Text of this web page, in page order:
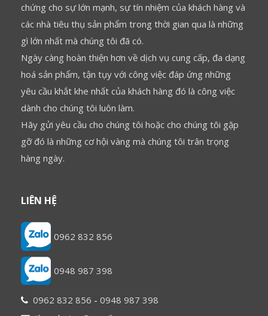
chứng cho sự lớn mạnh, sự tín nhiệm của khách hàng và
các nhà tiêu thụ sản phẩm trong thời gian qua là những
gì lớn nhất mà chúng tôi đã có.
Ngày càng hoàn thiện hơn về dịch vụ cung cấp, đa dạng
hoá sản phẩm, tận tụy với công việc đáp ứng những
yêu cầu khắt khe nhất của khách hàng đó là công việc
dành cho chúng tôi luôn làm.
Hãy gửi yêu cầu cho chúng tôi hoặc cho chúng tôi gặp
gỡ đó là những cơ hội vàng mà chúng tôi trân trọng
hàng ngày.
LIÊN HỆ
0962 832 856
0948 987 398
0962 832 856 - 0948 987 398